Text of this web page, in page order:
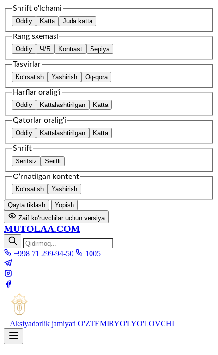
Shrift o‘lchami
Oddiy Katta Juda katta
Rang sxemasi
Oddiy Ч/Б Kontrast Sepiya
Tasvirlar
Ko‘rsatish Yashirish Oq-qora
Harflar oralig‘i
Oddiy Kattalashtirilgan Katta
Qatorlar oralig‘i
Oddiy Kattalashtirilgan Katta
Shrift
Serifsiz Serifli
O‘rnatilgan kontent
Ko‘rsatish Yashirish
Qayta tiklash
Yopish
Zaif ko‘ruvchilar uchun versiya
MUTOLAA.COM
+998 71 299-94-50 1005
Aksiyadorlik jamiyati O'ZTEMIRYO'LYO'LOVCHI